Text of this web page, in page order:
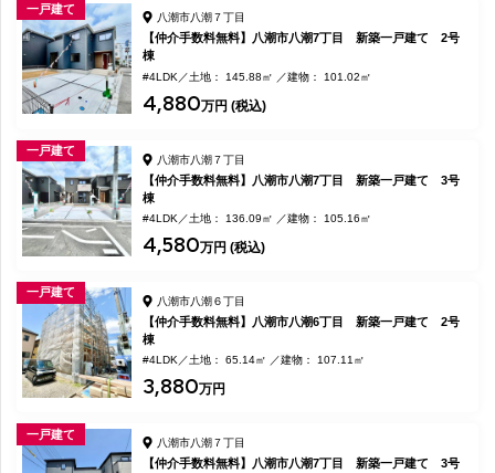
一戸建て
八潮市八潮７丁目
【仲介手数料無料】八潮市八潮7丁目 新築一戸建て 2号
棟
#4LDK 土地： 145.88㎡ 建物： 101.02㎡
4,880万円 (税込)
一戸建て
八潮市八潮７丁目
【仲介手数料無料】八潮市八潮7丁目 新築一戸建て 3号
棟
#4LDK 土地： 136.09㎡ 建物： 105.16㎡
4,580万円 (税込)
一戸建て
八潮市八潮６丁目
【仲介手数料無料】八潮市八潮6丁目 新築一戸建て 2号
棟
#4LDK 土地： 65.14㎡ 建物： 107.11㎡
3,880万円
一戸建て
八潮市八潮７丁目
【仲介手数料無料】八潮市八潮7丁目 新築一戸建て 3号